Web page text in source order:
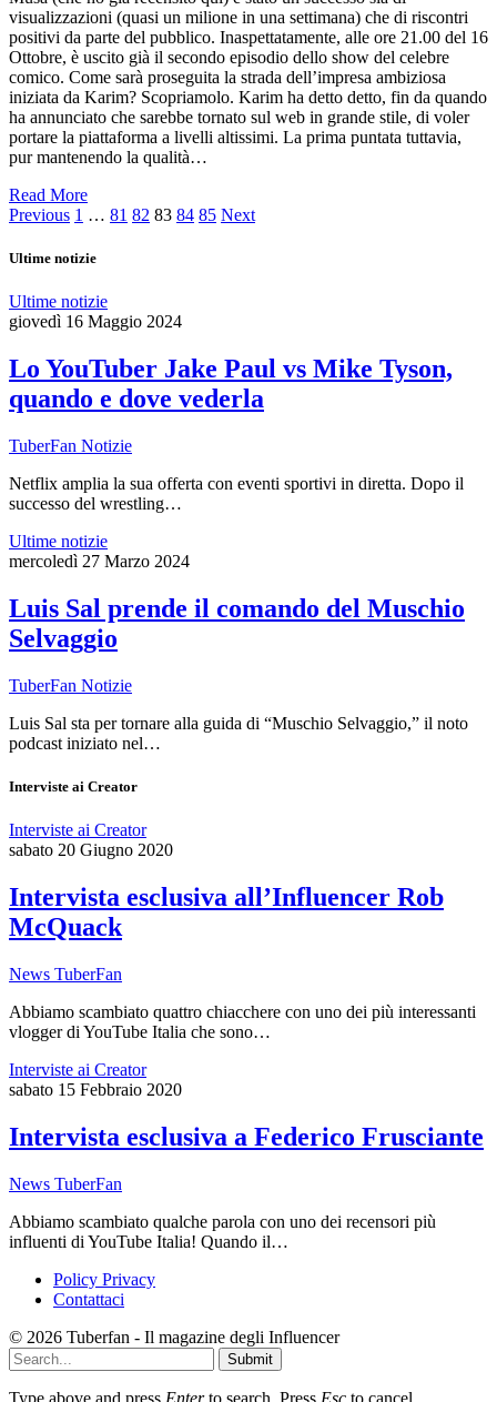
visualizzazioni (quasi un milione in una settimana) che di riscontri
positivi da parte del pubblico. Inaspettatamente, alle ore 21.00 del 16
Ottobre, è uscito già il secondo episodio dello show del celebre
comico. Come sarà proseguita la strada dell’impresa ambiziosa
iniziata da Karim? Scopriamolo. Karim ha detto detto, fin da quando
ha annunciato che sarebbe tornato sul web in grande stile, di voler
portare la piattaforma a livelli altissimi. La prima puntata tuttavia,
pur mantenendo la qualità…
Read More
Previous 1 … 81 82 83 84 85 Next
Ultime notizie
Ultime notizie
giovedì 16 Maggio 2024
Lo YouTuber Jake Paul vs Mike Tyson,
quando e dove vederla
TuberFan Notizie
Netflix amplia la sua offerta con eventi sportivi in diretta. Dopo il
successo del wrestling…
Ultime notizie
mercoledì 27 Marzo 2024
Luis Sal prende il comando del Muschio
Selvaggio
TuberFan Notizie
Luis Sal sta per tornare alla guida di “Muschio Selvaggio,” il noto
podcast iniziato nel…
Interviste ai Creator
Interviste ai Creator
sabato 20 Giugno 2020
Intervista esclusiva all’Influencer Rob
McQuack
News TuberFan
Abbiamo scambiato quattro chiacchere con uno dei più interessanti
vlogger di YouTube Italia che sono…
Interviste ai Creator
sabato 15 Febbraio 2020
Intervista esclusiva a Federico Frusciante
News TuberFan
Abbiamo scambiato qualche parola con uno dei recensori più
influenti di YouTube Italia! Quando il…
Policy Privacy
Contattaci
© 2026 Tuberfan - Il magazine degli Influencer
Submit
Type above and press Enterto search. Press Esc to cancel.